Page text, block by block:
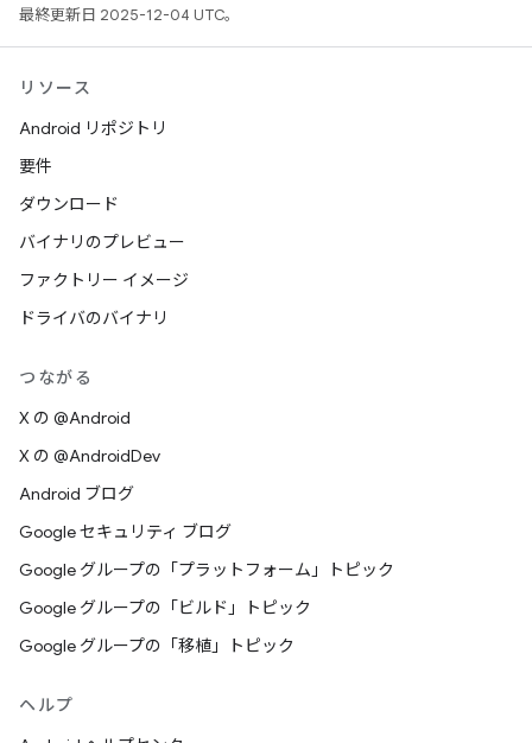
最終更新日 2025-12-04 UTC。
リソース
Android リポジトリ
要件
ダウンロード
バイナリのプレビュー
ファクトリー イメージ
ドライバのバイナリ
つながる
X の @Android
X の @AndroidDev
Android ブログ
Google セキュリティ ブログ
Google グループの「プラットフォーム」トピック
Google グループの「ビルド」トピック
Google グループの「移植」トピック
ヘルプ